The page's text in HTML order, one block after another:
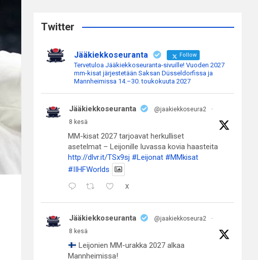
c
Twitter
Jääkiekkoseuranta Follow
Tervetuloa Jääkiekkoseuranta-sivuille! Vuoden 2027
mm-kisat järjestetään Saksan Düsseldorfissa ja
Mannheimissa 14.–30. toukokuuta 2027
Jääkiekkoseuranta @jaakiekkoseura2
·
8 kesä
MM-kisat 2027 tarjoavat herkulliset
asetelmat – Leijonille luvassa kovia haasteita
http://dlvr.it/TSx9sj #Leijonat #MMkisat
#IIHFWorlds
X
Jääkiekkoseuranta @jaakiekkoseura2
·
8 kesä
Leijonien MM-urakka 2027 alkaa
Mannheimissa!